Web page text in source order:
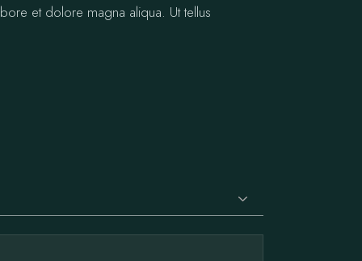
et dolore magna aliqua. Ut tellus